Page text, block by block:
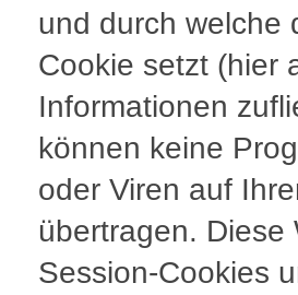
und durch welche
Cookie setzt (hier
Informationen
können keine
oder Viren auf
übertragen. Diese
Session-Cookies